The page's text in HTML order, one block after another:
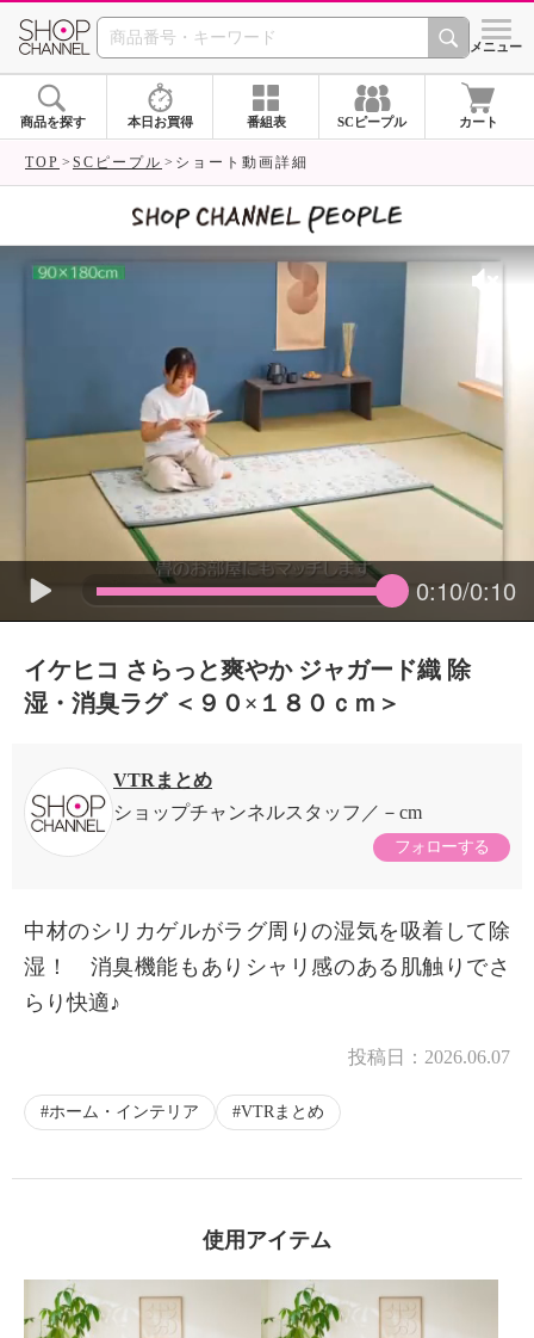
SHOP CHANNEL シメニュー
商品を探す 本日お買得 番組表 SCピープル カート
TOP SCピープル ショート動画詳細
0:10/0:10
イケヒコ さらっと爽やか ジャガード織 除
湿・消臭ラグ ＜９０×１８０ｃｍ＞
VTRまとめ
ショップチャンネルスタッフ
－cm
フォローする
中材のシリカゲルがラグ周りの湿気を吸着して除
湿！ 消臭機能もありシャリ感のある肌触りでさ
らり快適♪
投稿日： 2026.06.07
ホーム・インテリア VTRまとめ
使用アイテム